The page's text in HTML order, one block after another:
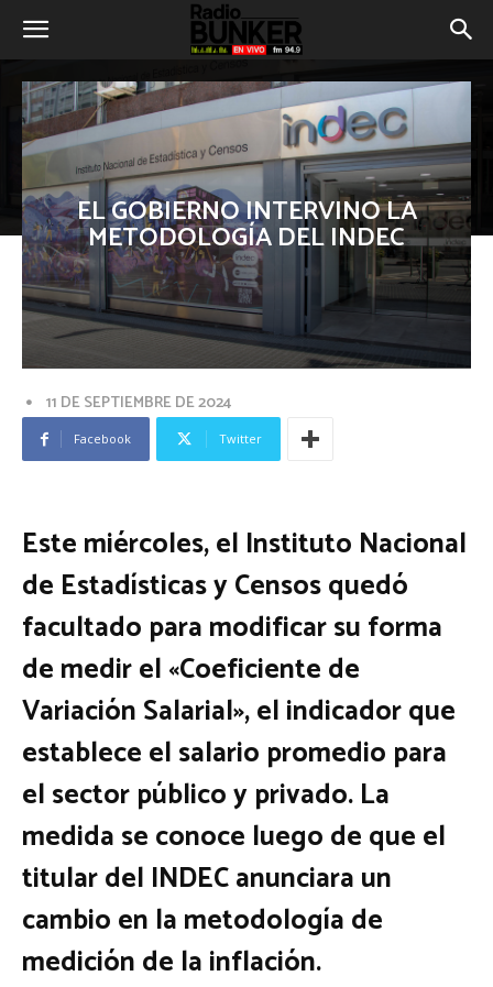
EL GOBIERNO INTERVINO LA
METODOLOGÍA DEL INDEC
11 DE SEPTIEMBRE DE 2024
Facebook Twitter
Este miércoles, el Instituto Nacional
de Estadísticas y Censos quedó
facultado para modificar su forma
de medir el «Coeficiente de
Variación Salarial», el indicador que
establece el salario promedio para
el sector público y privado. La
medida se conoce luego de que el
titular del INDEC anunciara un
cambio en la metodología de
medición de la inflación.